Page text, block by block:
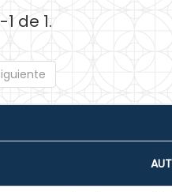
de 1.